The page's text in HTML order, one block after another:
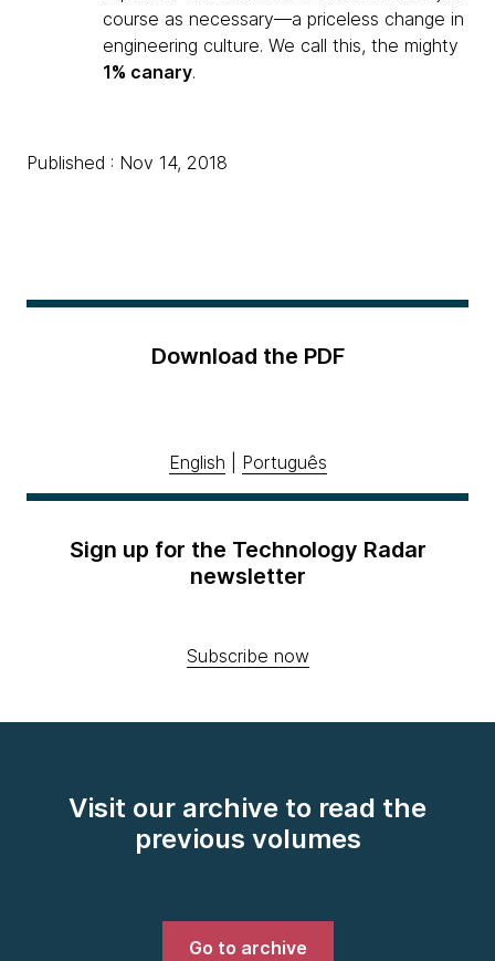
course as necessary—a priceless change in
engineering culture. We call this, the mighty
1% canary.
Published : Nov 14, 2018
Download the PDF
English Português
Sign up for the Technology Radar
newsletter
Subscribe now
Visit our archive to read the
previous volumes
Go to archive